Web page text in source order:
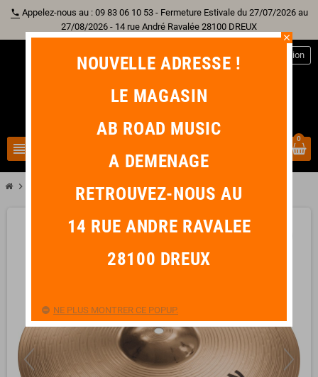
phone Appelez-nous au : 09 83 06 10 53 - Fermeture Estivale du 27/07/2026 au
27/08/2026 - 14 rue André Ravalée 28100 DREUX
view_headline
Connexion
0
chevron_right Cymbale chevron_rightCrash chevron_right SABIAN B8X Rock Crash 16"
close
NOUVELLE ADRESSE !
LE MAGASIN
AB ROAD MUSIC
A DEMENAGE
RETROUVEZ-NOUS AU
14 RUE ANDRE RAVALEE
28100 DREUX
NE PLUS MONTRER CE POPUP.